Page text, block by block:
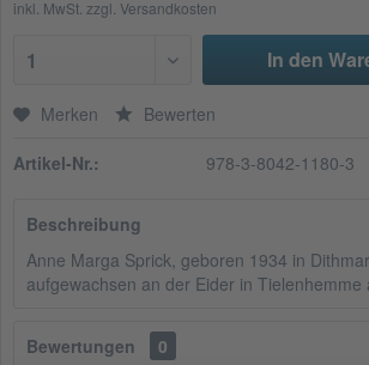
inkl. MwSt. zzgl. Versandkosten
1 In den
Merken Bewerten
Artikel-Nr.: 978-3-8042-1180-3
Beschreibung
Anne Marga Sprick, geboren 1934 in
aufgewachsen an der Eider in Tielenhemme
Bewertungen
0